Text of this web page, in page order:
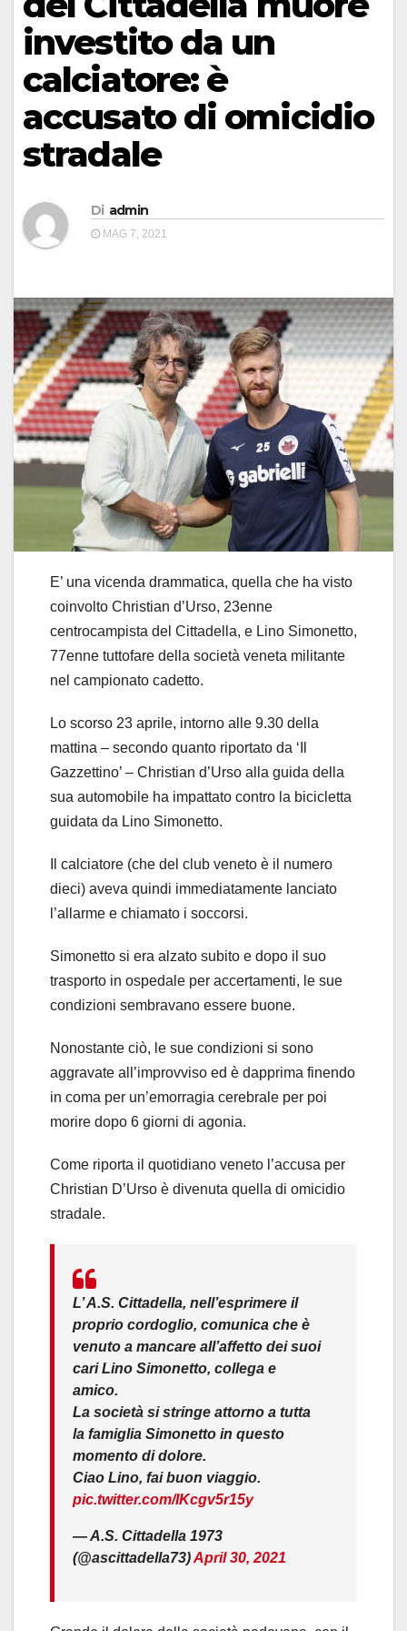
investito da un
calciatore: è
accusato di omicidio
stradale
Di admin
MAG 7, 2021
E’ una vicenda drammatica, quella che ha visto
coinvolto Christian d’Urso, 23enne
centrocampista del Cittadella, e Lino Simonetto,
77enne tuttofare della società veneta militante
nel campionato cadetto.
Lo scorso 23 aprile, intorno alle 9.30 della
mattina – secondo quanto riportato da ‘Il
Gazzettino’ – Christian d’Urso alla guida della
sua automobile ha impattato contro la bicicletta
guidata da Lino Simonetto.
Il calciatore (che del club veneto è il numero
dieci) aveva quindi immediatamente lanciato
l’allarme e chiamato i soccorsi.
Simonetto si era alzato subito e dopo il suo
trasporto in ospedale per accertamenti, le sue
condizioni sembravano essere buone.
Nonostante ciò, le sue condizioni si sono
aggravate all’improvviso ed è dapprima finendo
in coma per un’emorragia cerebrale per poi
morire dopo 6 giorni di agonia.
Come riporta il quotidiano veneto l’accusa per
Christian D’Urso è divenuta quella di omicidio
stradale.
L’ A.S. Cittadella, nell’esprimere il
proprio cordoglio, comunica che è
venuto a mancare all’affetto dei suoi
cari Lino Simonetto, collega e
amico.
La società si stringe attorno a tutta
la famiglia Simonetto in questo
momento di dolore.
Ciao Lino, fai buon viaggio.
pic.twitter.com/IKcgv5r15y
— A.S. Cittadella 1973
(@ascittadella73)April 30, 2021